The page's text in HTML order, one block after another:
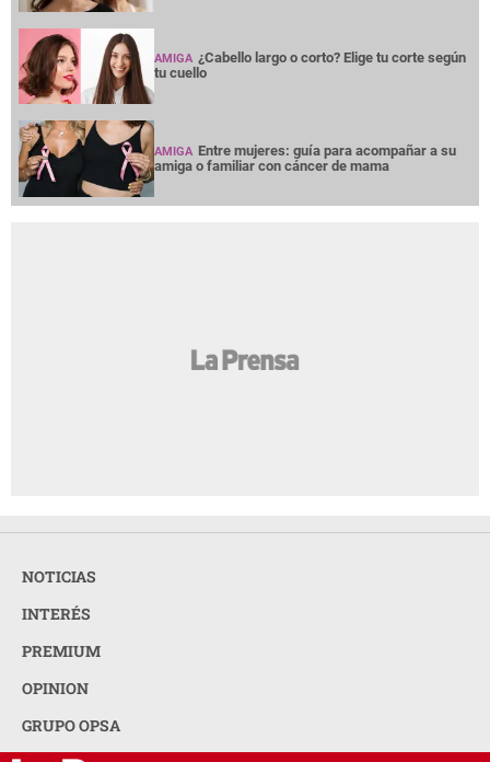
AMIGA ¿Cabello largo o corto? Elige tu corte según
tu cuello
AMIGA Entre mujeres: guía para acompañar a su
amiga o familiar con cáncer de mama
NOTICIAS
INTERÉS
PREMIUM
OPINION
GRUPO OPSA